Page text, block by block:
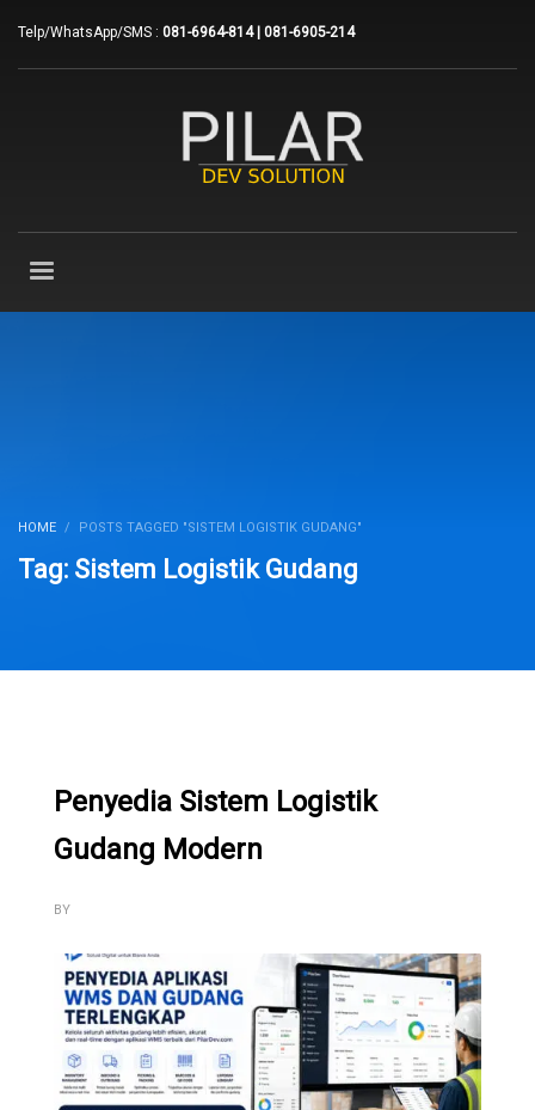
Telp/WhatsApp/SMS : 081-6964-814 | 081-6905-214
HOME POSTS TAGGED "SISTEM LOGISTIK GUDANG"
Tag: Sistem Logistik Gudang
Penyedia Sistem Logistik
Gudang Modern
BY